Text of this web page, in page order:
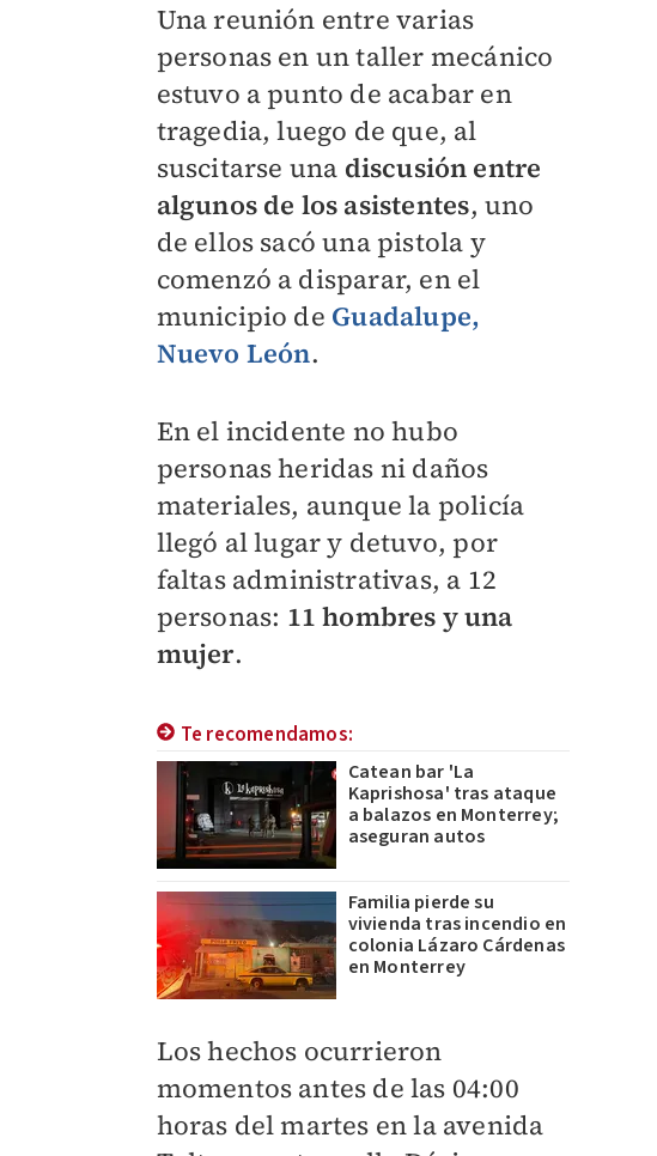
Una reunión entre varias
personas en un taller mecánico
estuvo a punto de acabar en
tragedia, luego de que, al
suscitarse una discusión entre
algunos de los asistentes, uno
de ellos sacó una pistola y
comenzó a disparar, en el
municipio de Guadalupe,
Nuevo León.
En el incidente no hubo
personas heridas ni daños
materiales, aunque la policía
llegó al lugar y detuvo, por
faltas administrativas, a 12
personas: 11 hombres y una
mujer.
Te recomendamos:
Catean bar 'La
Kaprishosa' tras ataque
a balazos en Monterrey;
aseguran autos
Familia pierde su
vivienda tras incendio en
colonia Lázaro Cárdenas
en Monterrey
Los hechos ocurrieron
momentos antes de las 04:00
horas del martes en la avenida